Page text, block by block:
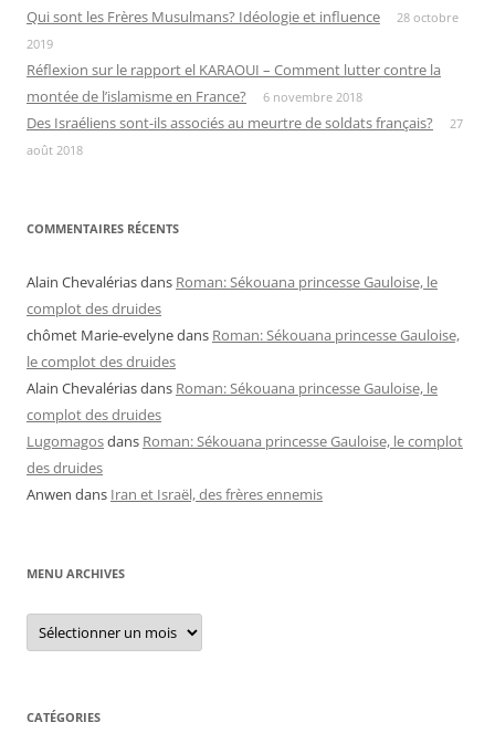
Qui sont les Frères Musulmans? Idéologie et influence
28 octobre
2019
Réflexion sur le rapport el KARAOUI – Comment lutter contre la
montée de l’islamisme en France?
6 novembre 2018
Des Israéliens sont-ils associés au meurtre de soldats français?
27
août 2018
COMMENTAIRES RÉCENTS
Alain Chevalériasdans Roman: Sékouana princesse Gauloise, le
complot des druides
chômet Marie-evelynedans Roman: Sékouana princesse Gauloise,
le complot des druides
Alain Chevalériasdans Roman: Sékouana princesse Gauloise, le
complot des druides
Lugomagosdans Roman: Sékouana princesse Gauloise, le complot
des druides
Anwen dans Iran et Israël, des frères ennemis
MENU ARCHIVES
Menu
archives
CATÉGORIES